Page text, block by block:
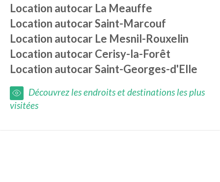
Location autocar La Meauffe
Location autocarSaint-Marcouf
Location autocar Le Mesnil-Rouxelin
Location autocarCerisy-la-Forêt
Location autocarSaint-Georges-d'Elle
Découvrez les endroits et destinations les plus
visitées